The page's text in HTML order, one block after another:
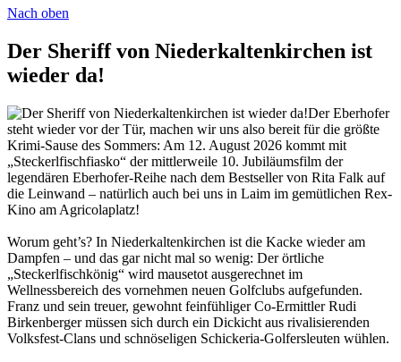
Nach oben
Der Sheriff von Niederkaltenkirchen ist
wieder da!
Der Eberhofer
steht wieder vor der Tür, machen wir uns also bereit für die größte
Krimi-Sause des Sommers: Am 12. August 2026 kommt mit
„Steckerlfischfiasko“ der mittlerweile 10. Jubiläumsfilm der
legendären Eberhofer-Reihe nach dem Bestseller von Rita Falk auf
die Leinwand – natürlich auch bei uns in Laim im gemütlichen Rex-
Kino am Agricolaplatz!
Worum geht’s? In Niederkaltenkirchen ist die Kacke wieder am
Dampfen – und das gar nicht mal so wenig: Der örtliche
„Steckerlfischkönig“ wird mausetot ausgerechnet im
Wellnessbereich des vornehmen neuen Golfclubs aufgefunden.
Franz und sein treuer, gewohnt feinfühliger Co-Ermittler Rudi
Birkenberger müssen sich durch ein Dickicht aus rivalisierenden
Volksfest-Clans und schnöseligen Schickeria-Golfersleuten wühlen.